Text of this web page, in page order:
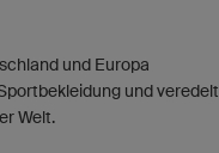
und Europa
und veredelt
Welt.